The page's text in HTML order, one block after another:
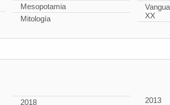
Mesopotamia
Mitología
XX
2018 2013